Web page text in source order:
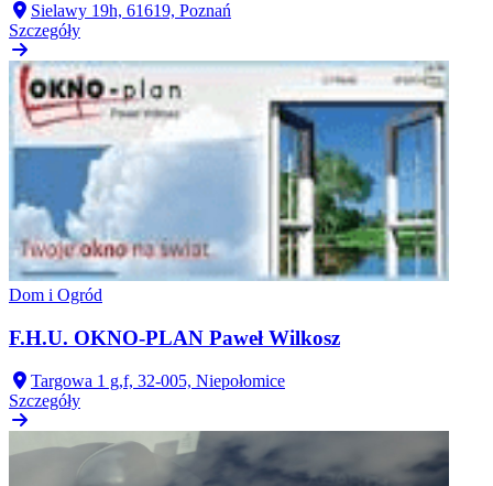
Sielawy 19h, 61619, Poznań
Szczegóły
Dom i Ogród
F.H.U. OKNO-PLAN Paweł Wilkosz
Targowa 1 g,f, 32-005, Niepołomice
Szczegóły